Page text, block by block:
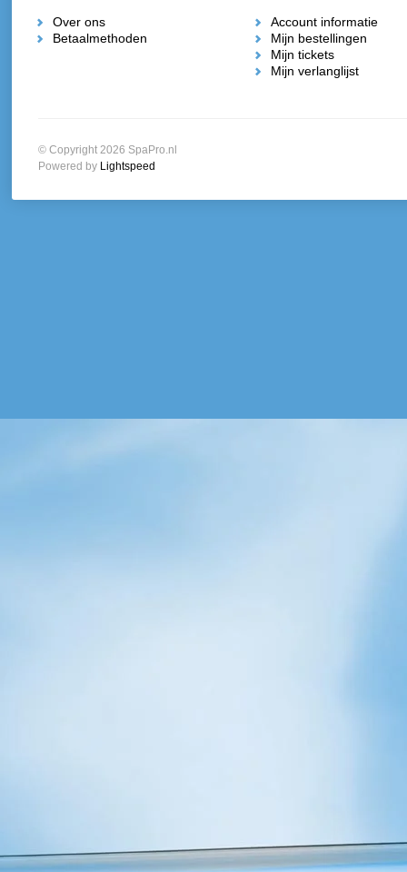
Over ons
Betaalmethoden
Account informatie
Mijn bestellingen
Mijn tickets
Mijn verlanglijst
© Copyright 2026 SpaPro.nl
Powered by Lightspeed